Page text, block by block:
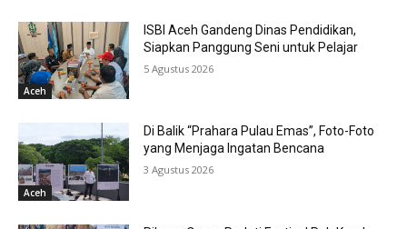
Aceh
ISBI Aceh Gandeng Dinas Pendidikan,
Siapkan Panggung Seni untuk Pelajar
5 Agustus 2026
Aceh
Di Balik “Prahara Pulau Emas”, Foto-Foto
yang Menjaga Ingatan Bencana
3 Agustus 2026